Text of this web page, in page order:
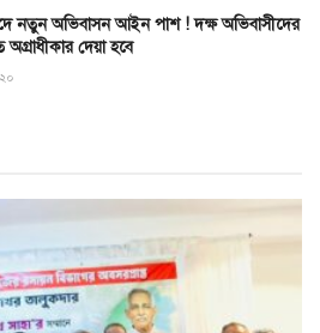
নতুন অভিবাসন আইন পাশ ! দক্ষ অভিবাসীদের
অগ্রাধীকার দেয়া হবে